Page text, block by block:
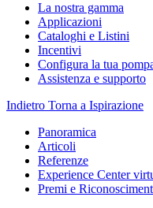
La nostra gamma
Applicazioni
Cataloghi e Listini
Incentivi
Configura la tua
Assistenza e supporto
Indietro Torna a Ispirazione
Panoramica
Articoli
Referenze
Experience Center
Premi e